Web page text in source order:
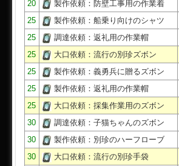
20
製作依頼：防壁工事用の作業着
25
製作依頼：船乗り向けのシャツ
25
調達依頼：返礼用の作業帽
25
大口依頼：流行の別珍ズボン
25
製作依頼：義勇兵に贈るズボン
25
製作依頼：返礼用の作業帽
25
大口依頼：採集作業用のズボン
30
調達依頼：子猫ちゃんのズボン
30
製作依頼：別珍のハーフローブ
30
大口依頼：流行の別珍手袋